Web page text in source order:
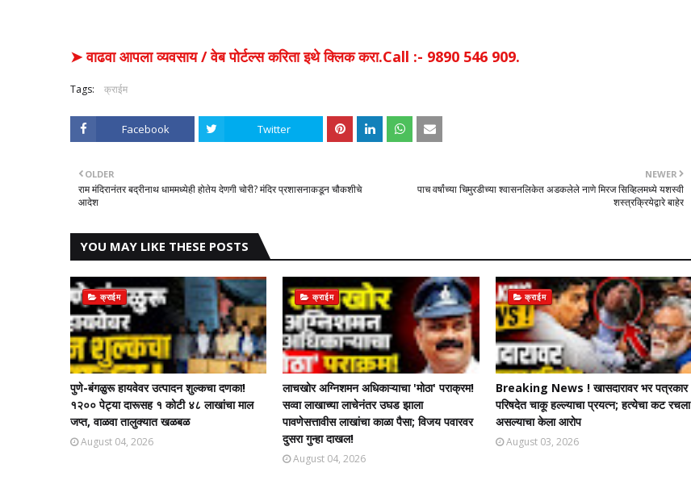
➤ वाढवा आपला व्यवसाय / वेब पोर्टल्स करिता इथे क्लिक करा.Call :- 9890 546 909.
Tags: क्राईम
Facebook Twitter
NEWER
पाच वर्षांच्या चिमुरडीच्या श्वासनलिकेत अडकलेले नाणे मिरज सिव्हिलमध्ये यशस्वी
शस्त्रक्रियेद्वारे बाहेर
OLDER
राम मंदिरानंतर बद्रीनाथ धाममध्येही होतेय देणगी चोरी? मंदिर प्रशासनाकडून चौकशीचे
आदेश
YOU MAY LIKE THESE POSTS
क्राईम
पुणे-बंगळुरू हायवेवर उत्पादन शुल्कचा दणका!
१२०० पेट्या दारूसह १ कोटी ४८ लाखांचा माल
जप्त, वाळवा तालुक्यात खळबळ
August 04, 2026
क्राईम
लाचखोर अग्निशमन अधिकाऱ्याचा 'मोठा' पराक्रम!
सव्वा लाखाच्या लाचेनंतर उघड झाला
पावणेसत्तावीस लाखांचा काळा पैसा; विजय पवारवर
दुसरा गुन्हा दाखल!​
August 04, 2026
क्राईम
Breaking News ! खासदारावर भर पत्रकार
परिषदेत चाकू हल्ल्याचा प्रयत्न; हत्येचा कट रचला
असल्याचा केला आरोप
August 03, 2026